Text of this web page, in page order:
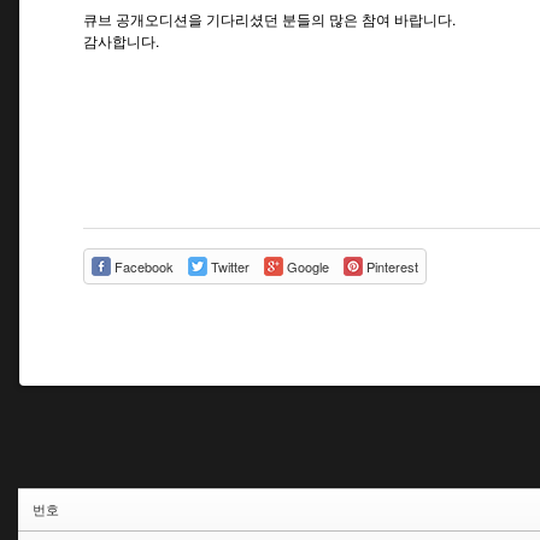
큐브 공개오디션을 기다리셨던 분들의 많은 참여 바랍니다.
감사합니다.
Facebook Twitter Google Pinterest
번호